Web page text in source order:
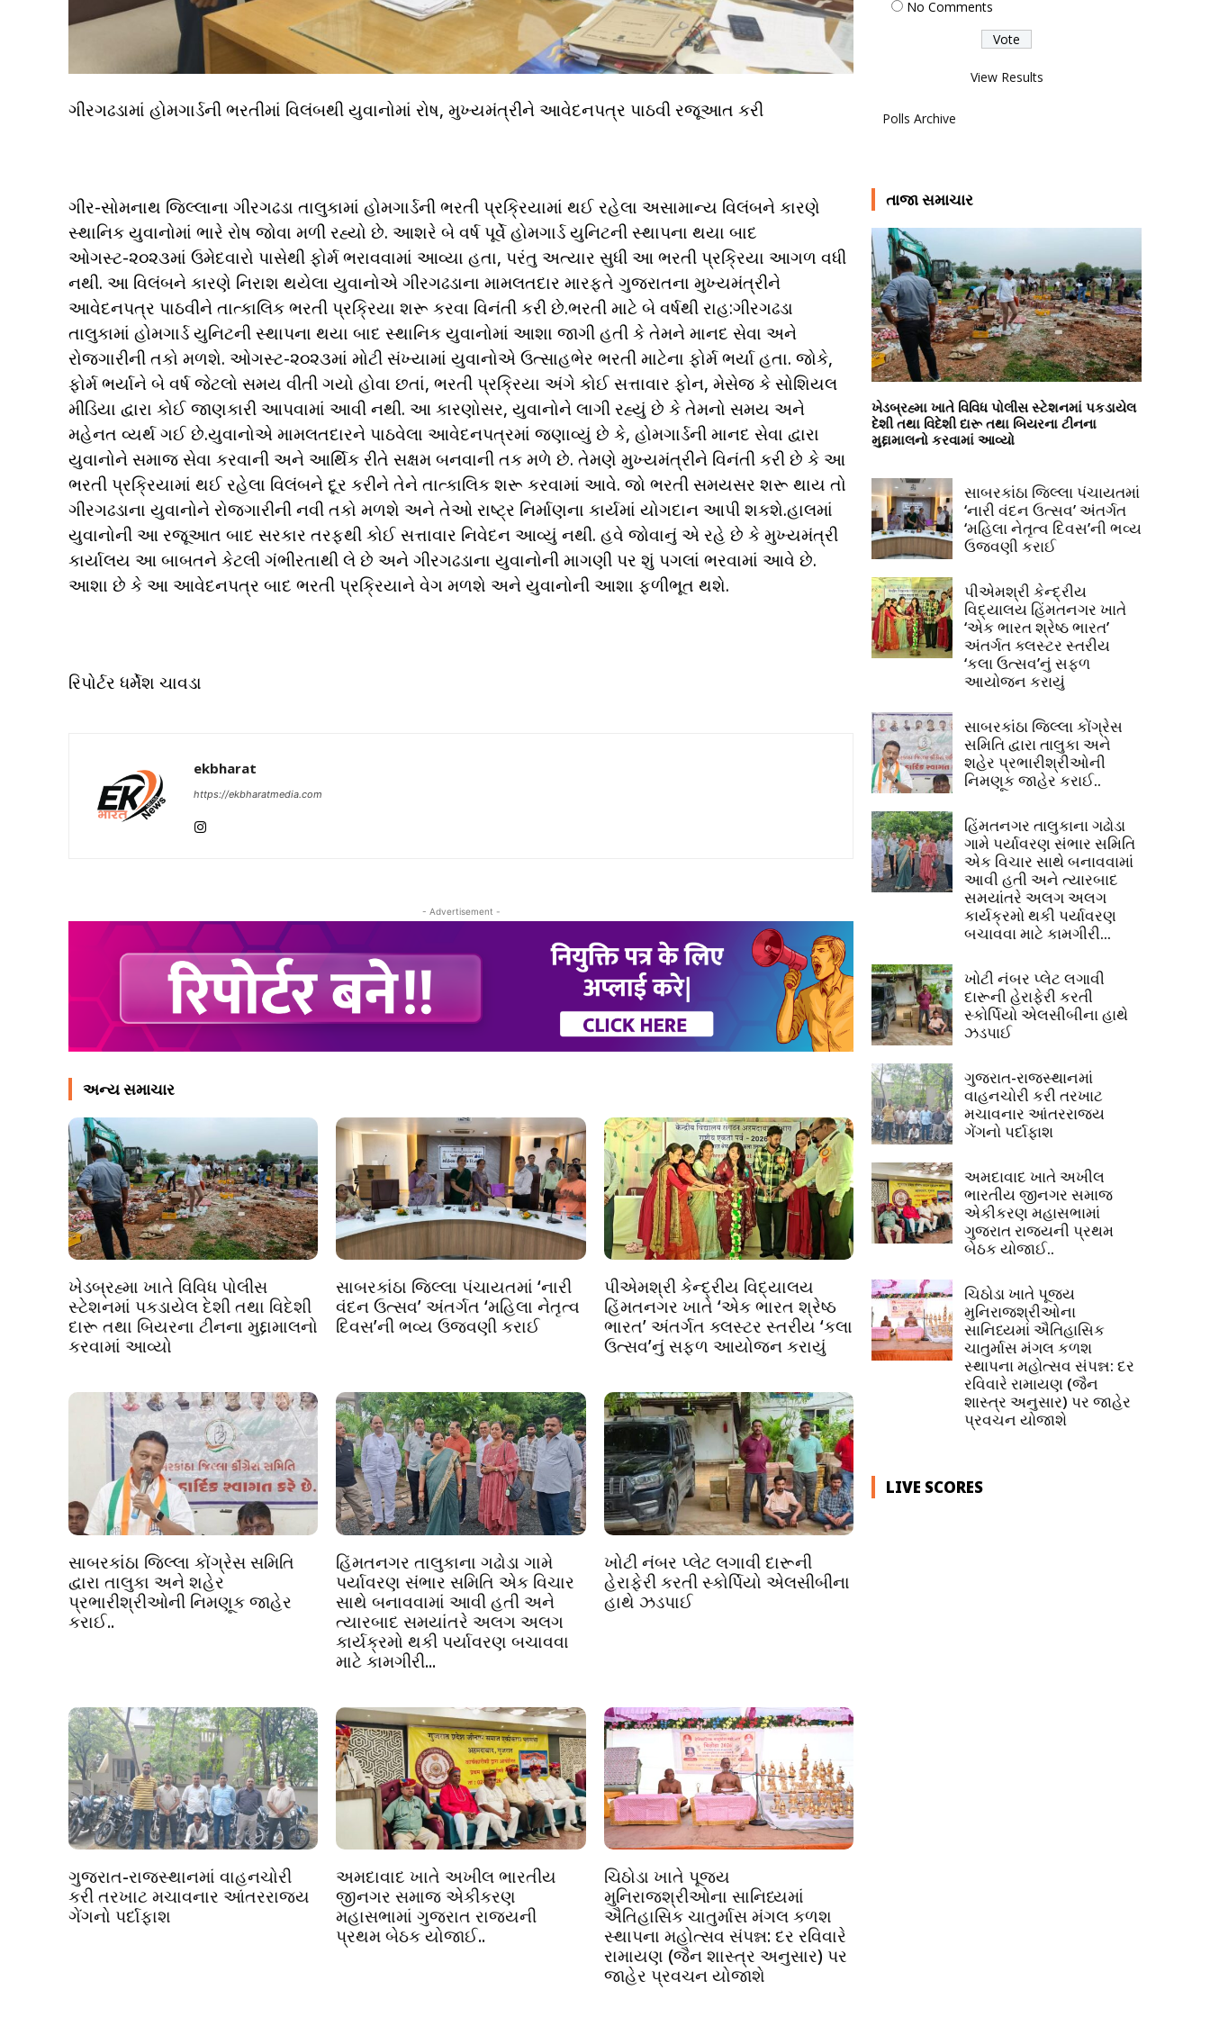
ગીરગઢડામાં હોમગાર્ડની ભરતીમાં વિલંબથી યુવાનોમાં રોષ, મુખ્યમંત્રીને આવેદનપત્ર પાઠવી રજૂઆત કરી
ગીર-સોમનાથ જિલ્લાના ગીરગઢડા તાલુકામાં હોમગાર્ડની ભરતી પ્રક્રિયામાં થઈ રહેલા અસામાન્ય વિલંબને કારણે
સ્થાનિક યુવાનોમાં ભારે રોષ જોવા મળી રહ્યો છે. આશરે બે વર્ષ પૂર્વે હોમગાર્ડ યુનિટની સ્થાપના થયા બાદ
ઓગસ્ટ-૨૦૨૩માં ઉમેદવારો પાસેથી ફોર્મ ભરાવવામાં આવ્યા હતા, પરંતુ અત્યાર સુધી આ ભરતી પ્રક્રિયા આગળ વધી
નથી. આ વિલંબને કારણે નિરાશ થયેલા યુવાનોએ ગીરગઢડાના મામલતદાર મારફતે ગુજરાતના મુખ્યમંત્રીને
આવેદનપત્ર પાઠવીને તાત્કાલિક ભરતી પ્રક્રિયા શરૂ કરવા વિનંતી કરી છે.ભરતી માટે બે વર્ષથી રાહ:ગીરગઢડા
તાલુકામાં હોમગાર્ડ યુનિટની સ્થાપના થયા બાદ સ્થાનિક યુવાનોમાં આશા જાગી હતી કે તેમને માનદ સેવા અને
રોજગારીની તકો મળશે. ઓગસ્ટ-૨૦૨૩માં મોટી સંખ્યામાં યુવાનોએ ઉત્સાહભેર ભરતી માટેના ફોર્મ ભર્યા હતા. જોકે,
ફોર્મ ભર્યાને બે વર્ષ જેટલો સમય વીતી ગયો હોવા છતાં, ભરતી પ્રક્રિયા અંગે કોઈ સત્તાવાર ફોન, મેસેજ કે સોશિયલ
મીડિયા દ્વારા કોઈ જાણકારી આપવામાં આવી નથી. આ કારણોસર, યુવાનોને લાગી રહ્યું છે કે તેમનો સમય અને
મહેનત વ્યર્થ ગઈ છે.યુવાનોએ મામલતદારને પાઠવેલા આવેદનપત્રમાં જણાવ્યું છે કે, હોમગાર્ડની માનદ સેવા દ્વારા
યુવાનોને સમાજ સેવા કરવાની અને આર્થિક રીતે સક્ષમ બનવાની તક મળે છે. તેમણે મુખ્યમંત્રીને વિનંતી કરી છે કે આ
ભરતી પ્રક્રિયામાં થઈ રહેલા વિલંબને દૂર કરીને તેને તાત્કાલિક શરૂ કરવામાં આવે. જો ભરતી સમયસર શરૂ થાય તો
ગીરગઢડાના યુવાનોને રોજગારીની નવી તકો મળશે અને તેઓ રાષ્ટ્ર નિર્માણના કાર્યમાં યોગદાન આપી શકશે.હાલમાં
યુવાનોની આ રજૂઆત બાદ સરકાર તરફથી કોઈ સત્તાવાર નિવેદન આવ્યું નથી. હવે જોવાનું એ રહે છે કે મુખ્યમંત્રી
કાર્યાલય આ બાબતને કેટલી ગંભીરતાથી લે છે અને ગીરગઢડાના યુવાનોની માગણી પર શું પગલાં ભરવામાં આવે છે.
આશા છે કે આ આવેદનપત્ર બાદ ભરતી પ્રક્રિયાને વેગ મળશે અને યુવાનોની આશા ફળીભૂત થશે.
રિપોર્ટર ધર્મેશ ચાવડા
ekbharat
https://ekbharatmedia.com
- Advertisement -
અન્ય સમાચાર
ખેડબ્રહ્મા ખાતે વિવિધ પોલીસ
સ્ટેશનમાં પકડાયેલ દેશી તથા વિદેશી
દારૂ તથા બિયરના ટીનના મુદ્દામાલનો
કરવામાં આવ્યો
સાબરકાંઠા જિલ્લા પંચાયતમાં ‘નારી
વંદન ઉત્સવ’ અંતર્ગત ‘મહિલા નેતૃત્વ
દિવસ’ની ભવ્ય ઉજવણી કરાઈ
પીએમશ્રી કેન્દ્રીય વિદ્યાલય
હિંમતનગર ખાતે ‘એક ભારત શ્રેષ્ઠ
ભારત’ અંતર્ગત ક્લસ્ટર સ્તરીય ‘કલા
ઉત્સવ’નું સફળ આયોજન કરાયું
સાબરકાંઠા જિલ્લા કોંગ્રેસ સમિતિ
દ્વારા તાલુકા અને શહેર
પ્રભારીશ્રીઓની નિમણૂક જાહેર
કરાઈ..
હિંમતનગર તાલુકાના ગઢોડા ગામે
પર્યાવરણ સંભાર સમિતિ એક વિચાર
સાથે બનાવવામાં આવી હતી અને
ત્યારબાદ સમયાંતરે અલગ અલગ
કાર્યક્રમો થકી પર્યાવરણ બચાવવા
માટે કામગીરી...
ખોટી નંબર પ્લેટ લગાવી દારૂની
હેરાફેરી કરતી સ્કોર્પિયો એલસીબીના
હાથે ઝડપાઈ
ગુજરાત-રાજસ્થાનમાં વાહનચોરી
કરી તરખાટ મચાવનાર આંતરરાજ્ય
ગેંગનો પર્દાફાશ
અમદાવાદ ખાતે અખીલ ભારતીય
જીનગર સમાજ એકીકરણ
મહાસભામાં ગુજરાત રાજ્યની
પ્રથમ બેઠક યોજાઈ..
ચિઠોડા ખાતે પૂજ્ય
મુનિરાજશ્રીઓના સાનિધ્યમાં
ઐતિહાસિક ચાતુર્માસ મંગલ કળશ
સ્થાપના મહોત્સવ સંપન્ન: દર રવિવારે
રામાયણ (જૈન શાસ્ત્ર અનુસાર) પર
જાહેર પ્રવચન યોજાશે
No Comments
View Results
Polls Archive
તાજા સમાચાર
ખેડબ્રહ્મા ખાતે વિવિધ પોલીસ સ્ટેશનમાં પકડાયેલ
દેશી તથા વિદેશી દારૂ તથા બિયરના ટીનના
મુદ્દામાલનો કરવામાં આવ્યો
સાબરકાંઠા જિલ્લા પંચાયતમાં
‘નારી વંદન ઉત્સવ’ અંતર્ગત
‘મહિલા નેતૃત્વ દિવસ’ની ભવ્ય
ઉજવણી કરાઈ
પીએમશ્રી કેન્દ્રીય
વિદ્યાલય હિંમતનગર ખાતે
‘એક ભારત શ્રેષ્ઠ ભારત’
અંતર્ગત ક્લસ્ટર સ્તરીય
‘કલા ઉત્સવ’નું સફળ
આયોજન કરાયું
સાબરકાંઠા જિલ્લા કોંગ્રેસ
સમિતિ દ્વારા તાલુકા અને
શહેર પ્રભારીશ્રીઓની
નિમણૂક જાહેર કરાઈ..
હિંમતનગર તાલુકાના ગઢોડા
ગામે પર્યાવરણ સંભાર સમિતિ
એક વિચાર સાથે બનાવવામાં
આવી હતી અને ત્યારબાદ
સમયાંતરે અલગ અલગ
કાર્યક્રમો થકી પર્યાવરણ
બચાવવા માટે કામગીરી...
ખોટી નંબર પ્લેટ લગાવી
દારૂની હેરાફેરી કરતી
સ્કોર્પિયો એલસીબીના હાથે
ઝડપાઈ
ગુજરાત-રાજસ્થાનમાં
વાહનચોરી કરી તરખાટ
મચાવનાર આંતરરાજ્ય
ગેંગનો પર્દાફાશ
અમદાવાદ ખાતે અખીલ
ભારતીય જીનગર સમાજ
એકીકરણ મહાસભામાં
ગુજરાત રાજ્યની પ્રથમ
બેઠક યોજાઈ..
ચિઠોડા ખાતે પૂજ્ય
મુનિરાજશ્રીઓના
સાનિધ્યમાં ઐતિહાસિક
ચાતુર્માસ મંગલ કળશ
સ્થાપના મહોત્સવ સંપન્ન: દર
રવિવારે રામાયણ (જૈન
શાસ્ત્ર અનુસાર) પર જાહેર
પ્રવચન યોજાશે
LIVE SCORES